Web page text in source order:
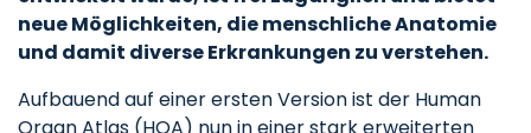
neue Möglichkeiten, die menschliche Anatomie
und damit diverse Erkrankungen zu verstehen.
Aufbauend auf einer ersten Version ist der Human